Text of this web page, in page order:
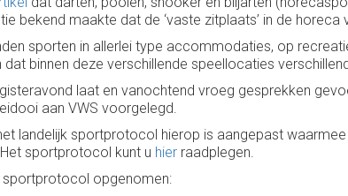
bekend maakte dat de ‘vaste zitplaats’ in de horeca
sporten in allerlei type accommodaties, op
binnen deze verschillende speellocaties
laat en vanochtend vroeg gesprekken
aan VWS voorgelegd.
landelijk sportprotocol hierop is aangepast
sportprotocol kunt u hier raadplegen.
sportprotocol opgenomen: